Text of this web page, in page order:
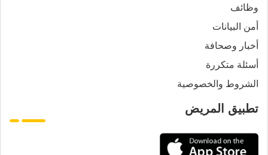
وظائف
أمن البيانات
أخبار وصحافة
أسئلة متكررة
الشروط والخصوصية
تطبيق المريض